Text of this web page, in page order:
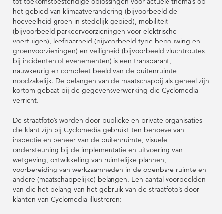
het gebied van klimaatverandering (bijvoorbeeld de
hoeveelheid groen in stedelijk gebied), mobiliteit
(bijvoorbeeld parkeervoorzieningen voor elektrische
voertuigen), leefbaarheid (bijvoorbeeld type bebouwing en
groenvoorzieningen) en veiligheid (bijvoorbeeld vluchtroutes
bij incidenten of evenementen) is een transparant,
nauwkeurig en compleet beeld van de buitenruimte
noodzakelijk. De belangen van de maatschappij als geheel zijn
kortom gebaat bij de gegevensverwerking die Cyclomedia
verricht.
De straatfoto’s worden door publieke en private organisaties
die klant zijn bij Cyclomedia gebruikt ten behoeve van
inspectie en beheer van de buitenruimte, visuele
ondersteuning bij de implementatie en uitvoering van
wetgeving, ontwikkeling van ruimtelijke plannen,
voorbereiding van werkzaamheden in de openbare ruimte en
andere (maatschappelijke) belangen. Een aantal voorbeelden
van die het belang van het gebruik van de straatfoto’s door
klanten van Cyclomedia illustreren: